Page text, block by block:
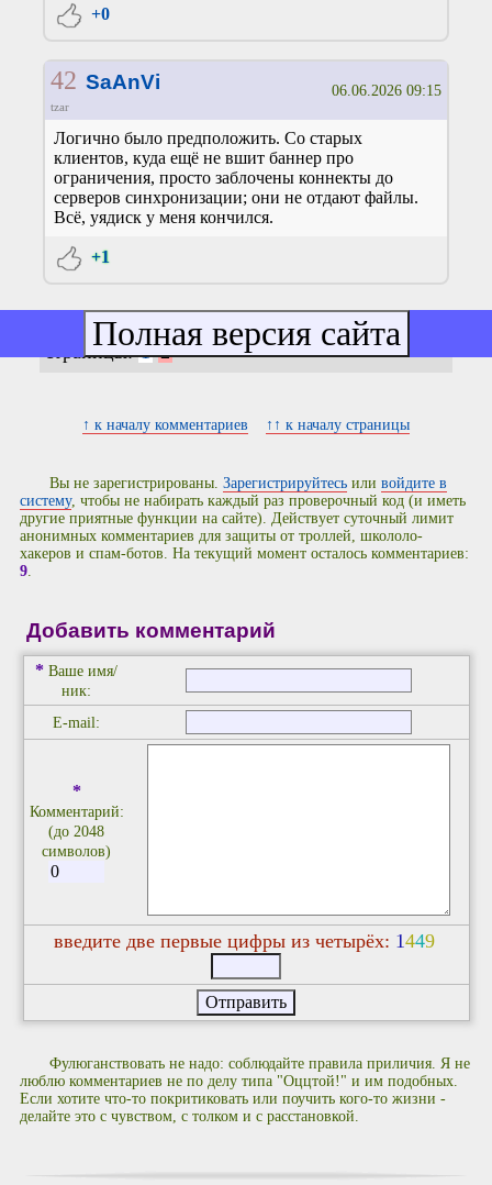
+0
42 SaAnVi
tzar
06.06.2026 09:15
Логично было предположить. Со старых
клиентов, куда ещё не вшит баннер про
ограничения, просто заблочены коннекты до
серверов синхронизации; они не отдают файлы.
Всё, уядиск у меня кончился.
+1
страницы:1 2
↑ к началу комментариев ↑↑ к началу страницы
Вы не зарегистрированы.Зарегистрируйтесь иливойдите в
систему, чтобы не набирать каждый раз проверочный код (и иметь
другие приятные функции на сайте). Действует суточный лимит
анонимных комментариев для защиты от троллей, школоло-
хакеров и спам-ботов. На текущий момент осталось комментариев:
9.
Добавить комментарий
* Ваше имя/
ник:
E-mail:
*
Комментарий:
(до 2048
символов)
введите две первые цифры из четырёх: 1449
Фулюганствовать не надо: соблюдайте правила приличия. Я не
люблю комментариев не по делу типа "Оццтой!" и им подобных.
Если хотите что-то покритиковать или поучить кого-то жизни -
делайте это с чувством, с толком и с расстановкой.